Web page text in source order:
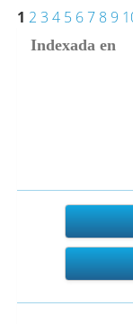
1 2 3 4 5 6 7 8 9
Indexada en
Actual